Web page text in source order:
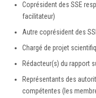
Coprésident des SSE
facilitateur)
Autre coprésident des
Chargé de projet
Rédacteur(s) du rapport
Représentants des
compétentes (les